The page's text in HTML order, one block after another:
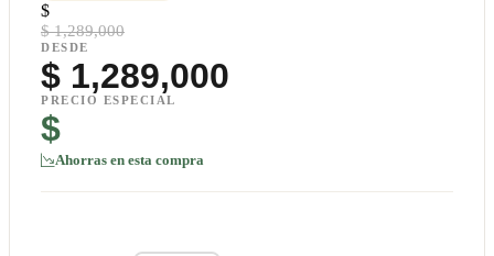
$
$ 1,289,000
DESDE
$ 1,289,000
PRECIO ESPECIAL
$
Ahorras en esta compra